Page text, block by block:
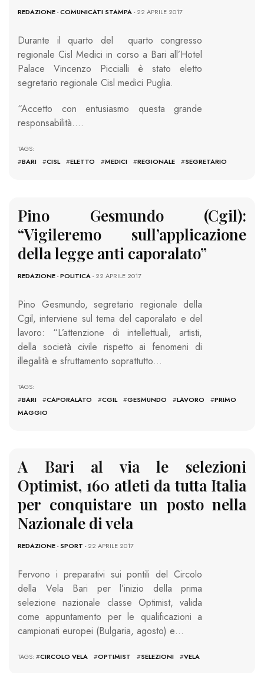
REDAZIONE-COMUNICATI STAMPA- 22 APRILE 2017
Durante il quarto del quarto congresso
regionale Cisl Medici in corso a Bari all’Hotel
Palace Vincenzo Piccialli è stato eletto
segretario regionale Cisl medici Puglia.
“Accetto con entusiasmo questa grande
responsabilità….
TAGS:
#BARI #CISL #ELETTO #MEDICI #REGIONALE #SEGRETARIO
Pino Gesmundo (Cgil):
“Vigileremo sull’applicazione
della legge anti caporalato”
REDAZIONE-POLITICA- 22 APRILE 2017
Pino Gesmundo, segretario regionale della
Cgil, interviene sul tema del caporalato e del
lavoro: “L’attenzione di intellettuali, artisti,
della società civile rispetto ai fenomeni di
illegalità e sfruttamento soprattutto…
TAGS:
#BARI #CAPORALATO #CGIL #GESMUNDO #LAVORO #PRIMO
MAGGIO
A Bari al via le selezioni
Optimist, 160 atleti da tutta Italia
per conquistare un posto nella
Nazionale di vela
REDAZIONE-SPORT - 22 APRILE 2017
Fervono i preparativi sui pontili del Circolo
della Vela Bari per l’inizio della prima
selezione nazionale classe Optimist, valida
come appuntamento per le qualificazioni a
campionati europei (Bulgaria, agosto) e…
TAGS: #CIRCOLO VELA #OPTIMIST #SELEZIONI #VELA